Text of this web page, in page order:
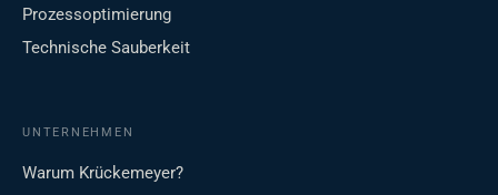
Prozessoptimierung
Technische Sauberkeit
UNTERNEHMEN
Warum Krückemeyer?